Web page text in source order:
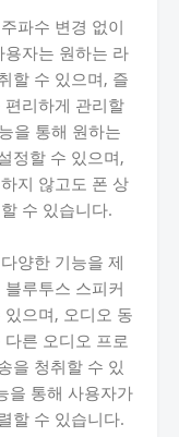
파수 변경 없이
자는 원하는 라
할 수 있으며, 즐
리하게 관리할
을 통해 원하는
정할 수 있으며,
지 않고도 폰 상
수 있습니다.
양한 기능을 제
루투스 스피커
으며, 오디오 동
른 오디오 프로
을 청취할 수 있
을 통해 사용자가
할 수 있습니다.